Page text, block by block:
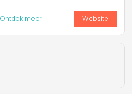
Ontdek meer Website